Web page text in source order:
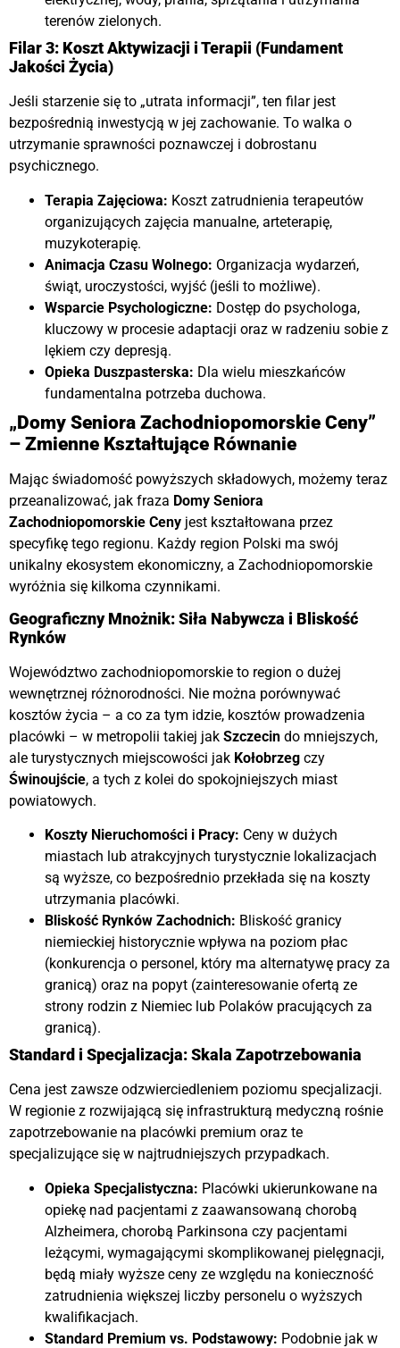
terenów zielonych.
Filar 3: Koszt Aktywizacji i Terapii (Fundament
Jakości Życia)
Jeśli starzenie się to „utrata informacji”, ten filar jest
bezpośrednią inwestycją w jej zachowanie. To walka o
utrzymanie sprawności poznawczej i dobrostanu
psychicznego.
Terapia Zajęciowa: Koszt zatrudnienia terapeutów
organizujących zajęcia manualne, arteterapię,
muzykoterapię.
Animacja Czasu Wolnego: Organizacja wydarzeń,
świąt, uroczystości, wyjść (jeśli to możliwe).
Wsparcie Psychologiczne: Dostęp do psychologa,
kluczowy w procesie adaptacji oraz w radzeniu sobie z
lękiem czy depresją.
Opieka Duszpasterska: Dla wielu mieszkańców
fundamentalna potrzeba duchowa.
„Domy Seniora Zachodniopomorskie Ceny”
– Zmienne Kształtujące Równanie
Mając świadomość powyższych składowych, możemy teraz
przeanalizować, jak fraza Domy Seniora
Zachodniopomorskie Ceny jest kształtowana przez
specyfikę tego regionu. Każdy region Polski ma swój
unikalny ekosystem ekonomiczny, a Zachodniopomorskie
wyróżnia się kilkoma czynnikami.
Geograficzny Mnożnik: Siła Nabywcza i Bliskość
Rynków
Województwo zachodniopomorskie to region o dużej
wewnętrznej różnorodności. Nie można porównywać
kosztów życia – a co za tym idzie, kosztów prowadzenia
placówki – w metropolii takiej jak Szczecin do mniejszych,
ale turystycznych miejscowości jak Kołobrzeg czy
Świnoujście, a tych z kolei do spokojniejszych miast
powiatowych.
Koszty Nieruchomości i Pracy: Ceny w dużych
miastach lub atrakcyjnych turystycznie lokalizacjach
są wyższe, co bezpośrednio przekłada się na koszty
utrzymania placówki.
Bliskość Rynków Zachodnich: Bliskość granicy
niemieckiej historycznie wpływa na poziom płac
(konkurencja o personel, który ma alternatywę pracy za
granicą) oraz na popyt (zainteresowanie ofertą ze
strony rodzin z Niemiec lub Polaków pracujących za
granicą).
Standard i Specjalizacja: Skala Zapotrzebowania
Cena jest zawsze odzwierciedleniem poziomu specjalizacji.
W regionie z rozwijającą się infrastrukturą medyczną rośnie
zapotrzebowanie na placówki premium oraz te
specjalizujące się w najtrudniejszych przypadkach.
Opieka Specjalistyczna: Placówki ukierunkowane na
opiekę nad pacjentami z zaawansowaną chorobą
Alzheimera, chorobą Parkinsona czy pacjentami
leżącymi, wymagającymi skomplikowanej pielęgnacji,
będą miały wyższe ceny ze względu na konieczność
zatrudnienia większej liczby personelu o wyższych
kwalifikacjach.
Standard Premium vs. Podstawowy: Podobnie jak w